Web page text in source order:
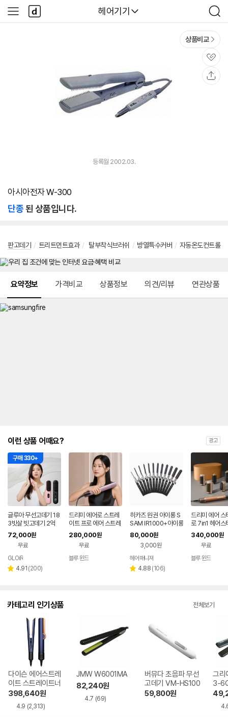
다나와
헤어기기
검
색
사
이
다
나
와
상품비교
관
심
등록월 2002.03.
아시아전자 W-300
단종된 상품입니다.
판고데기 / 트리트먼트효과 / 탈부착식브러쉬 / 방열특수커버 / 자동온도컨트롤
요약정보 가격비교 상품정보 의견/리뷰 연관상품
이런 상품 어때요? 광고
구매 330+
글루아 무선고데기 18
3빗살 빗고데기 2억
플라즈마 헤어 브러쉬
스타일러 매직기 휴대
72,000원
무료
페이
GLOiR
별 4.91 리
(200)
드리미 에어로 스트레
이트 프로 에어 스트레
이트너 헤어 매직 고데
기
280,000원
무료
블루 윈드
히카즈 원권 아이롱 S
SAM IR1000+아이롱
꼬리빗
80,000원
3,000원
페이
헤어매니져
별 4.88 리
(106)
드리미 에어 스
로 7in1 헤어스
드라이기 봉고
륨 웨이브 스타
340,000원
무료
블루 윈드
카테고리 인기상품 전체보기
다이슨 에어스트레
이트 스트레이트너
398,640원
4.9 (2,313)
JMW W6001MA
82,240원
4.7 (69)
버뮤다 초음파 무선
고데기 VM-HS100
59,800원
그리
3-